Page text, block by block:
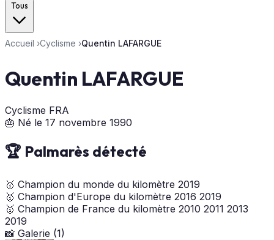
Tous
Accueil ›Cyclisme ›Quentin LAFARGUE
Quentin LAFARGUE
Cyclisme FRA
🎂 Né le 17 novembre 1990
🏆 Palmarès détecté
🥇 Champion du monde du kilomètre 2019
🥇 Champion d'Europe du kilomètre 2016 2019
🥇 Champion de France du kilomètre 2010 2011 2013
2019
📸 Galerie (1)